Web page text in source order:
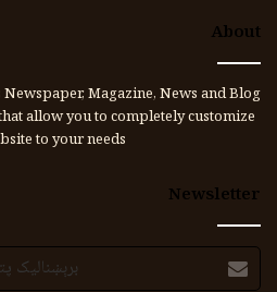
About
Magazine, News and Blog
allow you to completely customize
to your needs.
Newsletter
برېښنالیک
پته